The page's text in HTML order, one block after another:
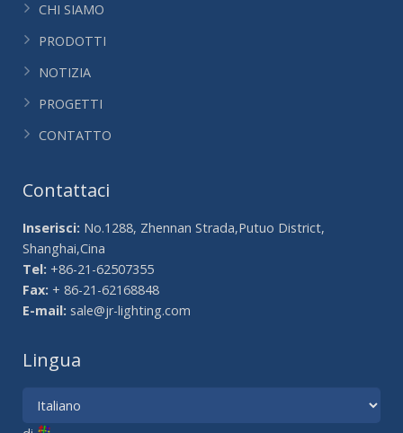
CHI SIAMO
PRODOTTI
NOTIZIA
PROGETTI
CONTATTO
Contattaci
Inserisci: No.1288, Zhennan Strada,Putuo District,
Shanghai,Cina
Tel: +86-21-62507355
Fax: + 86-21-62168848
E-mail: sale@jr-lighting.com
Lingua